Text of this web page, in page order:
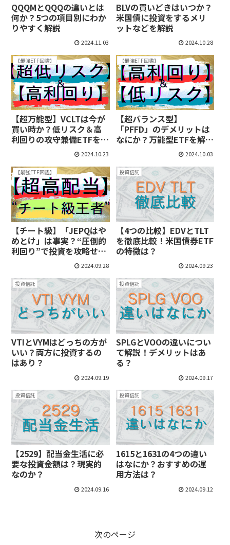
QQQMとQQQの違いとは
何か？5つの項目別にわか
りやすく解説
2024.11.03
BLVの買いどきはいつか？
米国債に投資をするメリ
ットなどを解説
2024.10.28
【最強ETF図鑑】
【超万能型】VCLTは今が
買い時か？低リスク＆高
利回りの攻守兼備ETFを解
2024.10.23
【最強ETF図鑑】
【超バランス型】
「PFFD」のデメリットは
なにか？万能型ETFを解
2024.10.03
【最強ETF図鑑】
【チート級】「JEPQはや
めとけ」は事実？“圧倒的
利回り”で投資を攻略せ
2024.09.28
投資信託
【4つの比較】EDVとTLT
を徹底比較！米国債券ETF
の特徴は？
2024.09.23
投資信託
VTIとVYMはどっちの方が
いい？両方に投資するの
はあり？
2024.09.19
投資信託
SPLGとVOOの違いについ
て解説！デメリットはあ
る？
2024.09.17
投資信託
【2529】配当金生活に必
要な投資金額は？現実的
なのか？
2024.09.16
投資信託
1615と1631の4つの違い
はなにか？おすすめの運
用方法は？
2024.09.12
次のページ